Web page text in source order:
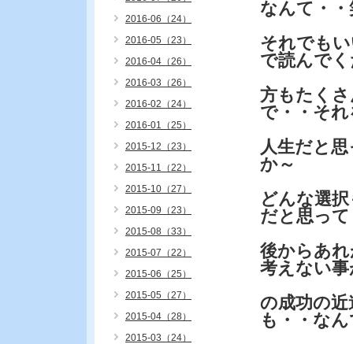
なんて・
それでも
で読んで
方もたく
で・・そ
人生だと
か～
どんな選
だと思っ
後からあ
考えない
の成功の
も・・な
2016-06（24）
2016-05（23）
2016-04（26）
2016-03（26）
2016-02（24）
2016-01（25）
2015-12（23）
2015-11（22）
2015-10（27）
2015-09（23）
2015-08（33）
2015-07（22）
2015-06（25）
2015-05（27）
2015-04（28）
2015-03（24）